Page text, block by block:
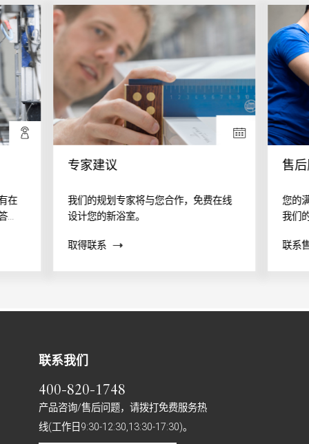
在
专家建议
我们的规划专家将与您合作，免费在线
设计您的新浴室。
取得联系
售
您的
我们
帮助
联系
联系我们
400-820-1748
产品咨询/售后问题，请拨打免费服务热
线(工作日9:30-12:30,13:30-17:30)。